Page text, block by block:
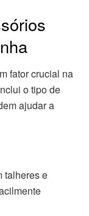
fator crucial na
o tipo de
ajudar a
talheres e